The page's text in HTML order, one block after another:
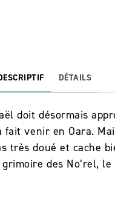
DÉTAILS
doit désormais
fait venir en Oara.
très doué et cache
des No’rel,